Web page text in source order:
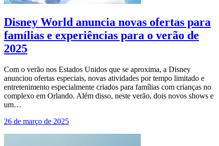
Disney World anuncia novas ofertas para
famílias e experiências para o verão de
2025
Com o verão nos Estados Unidos que se aproxima, a Disney
anunciou ofertas especiais, novas atividades por tempo limitado e
entretenimento especialmente criados para famílias com crianças no
complexo em Orlando. Além disso, neste verão, dois novos shows e
um…
26 de março de 2025